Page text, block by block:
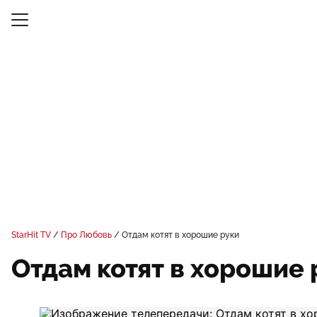
StarHit TV Про Любовь Отдам котят в хорошие руки
Отдам котят в хорошие